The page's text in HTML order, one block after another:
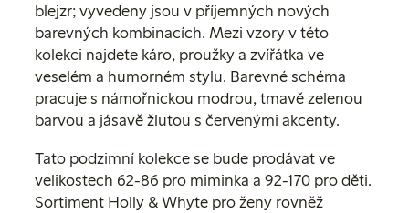
blejzr; vyvedeny jsou v příjemných nových
barevných kombinacích. Mezi vzory v této
kolekci najdete káro, proužky a zvířátka ve
veselém a humorném stylu. Barevné schéma
pracuje s námořnickou modrou, tmavě zelenou
barvou a jásavě žlutou s červenými akcenty.
Tato podzimní kolekce se bude prodávat ve
velikostech 62-86 pro miminka a 92-170 pro děti.
Sortiment Holly & Whyte pro ženy rovněž